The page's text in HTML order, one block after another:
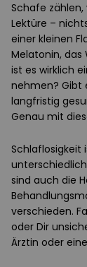
Schafe
Lektüre –
einer kleinen
Melatonin, das
ist es wirklich
nehmen? Gibt
langfristig
Genau mit
Schlaflosigkeit
sind auch die
verschieden.
oder Dir
Ärztin oder